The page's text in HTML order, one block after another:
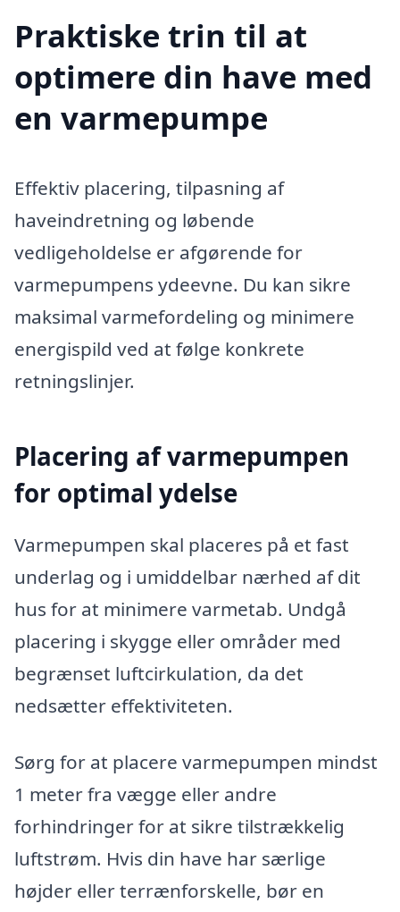
Praktiske trin til at
optimere din have med
en varmepumpe
Effektiv placering, tilpasning af
haveindretning og løbende
vedligeholdelse er afgørende for
varmepumpens ydeevne. Du kan sikre
maksimal varmefordeling og minimere
energispild ved at følge konkrete
retningslinjer.
Placering af varmepumpen
for optimal ydelse
Varmepumpen skal placeres på et fast
underlag og i umiddelbar nærhed af dit
hus for at minimere varmetab. Undgå
placering i skygge eller områder med
begrænset luftcirkulation, da det
nedsætter effektiviteten.
Sørg for at placere varmepumpen mindst
1 meter fra vægge eller andre
forhindringer for at sikre tilstrækkelig
luftstrøm. Hvis din have har særlige
højder eller terrænforskelle, bør en